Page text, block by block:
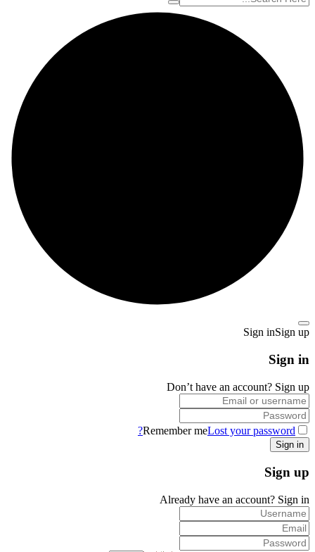
Sign inSign up
Sign in
Don’t have an account? Sign up
Remember meLost your password?
Sign up
Already have an account? Sign in